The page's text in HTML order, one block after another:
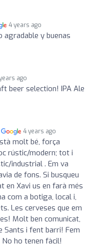
4 years ago
agradable y buenas
ago
beer selection! IPA Ale
4 years ago
molt bé, força
rústic/modern; tot i
industrial . Em va
de fons. Si busqueu
en Xavi us en farà més
com a botiga, local i,
Les cerveses que em
Molt ben comunicat,
i fent barri! Fem
ho tenen fàcil!